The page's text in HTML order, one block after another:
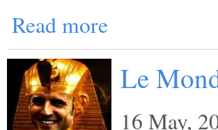
Read more
Le
16 May,